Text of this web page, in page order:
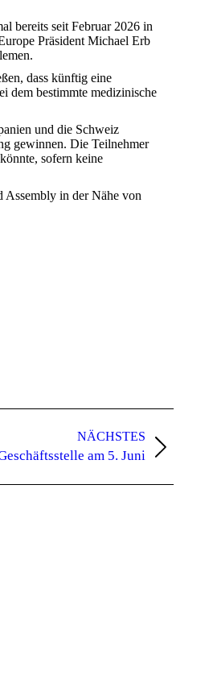
bereits seit Februar 2026 in
Präsident Michael Erb
dass künftig eine
dem bestimmte medizinische
und die Schweiz
gewinnen. Die Teilnehmer
sofern keine
Assembly in der Nähe von
NÄCHSTES
am 5. Juni